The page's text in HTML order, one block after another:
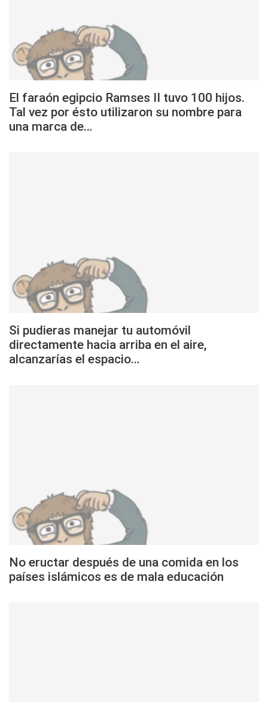
El faraón egipcio Ramses II tuvo 100 hijos.
Tal vez por ésto utilizaron su nombre para
una marca de…
Si pudieras manejar tu automóvil
directamente hacia arriba en el aire,
alcanzarías el espacio…
No eructar después de una comida en los
países islámicos es de mala educación